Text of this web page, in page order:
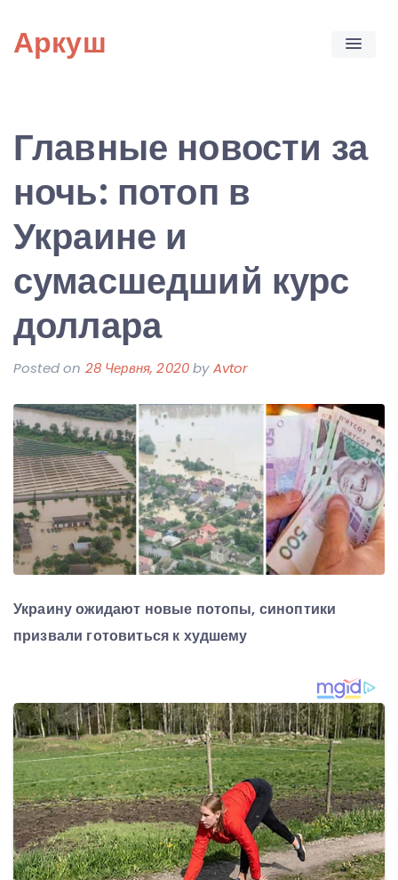
content
Аркуш
Главные новости за
ночь: потоп в
Украине и
сумасшедший курс
доллара
Posted on 28 Червня, 2020byAvtor
Украину ожидают новые потопы, синоптики
призвали готовиться к худшему